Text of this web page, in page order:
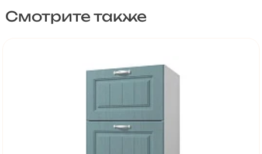
Смотрите также